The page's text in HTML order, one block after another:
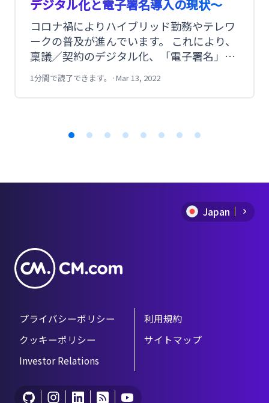
デジタル化と電子署名導入の現状〜
コロナ禍によりハイブリッド勤務やテレワ
ークの普及が進んでいます。 これにより、
稟議／契約のデジタル化、「電子署名」の
活用されれつつありますが、重要会議にお
ける導入においてそもそも何から始めるべ
う場面もあるのではないでしょうか。 そこ
1分間で読了できます。 ·Mar 13, 2022
Japan
プライバシーポリシー
利用規約
クッキーポリシー
サイトマップ
Investor Relations